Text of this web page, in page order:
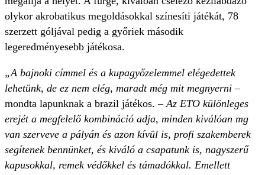
olykor akrobatikus megoldásokkal színesíti játékát, 78
szerzett góljával pedig a győriek második
legeredményesebb játékosa.
„A bajnoki címmel és a kupagyőzelemmel elégedettek
lehetünk, de ez nem elég, maradt még mit megnyerni–
mondta lapunknak a brazil játékos.– Az ETO különleges
erejét a megfelelő kombináció adja, minden kiválóan mg
van szerveve a pályán és azon kívül is, profi szakemberek
segítenek bennünket, és kiváló a csapatunk is, nagyszerű
kapusokkal, remek védőkkel és támadókkal. Emellett